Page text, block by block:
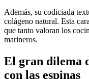
Además, su codiciada
colágeno natural. Esta
que tanto valoran los
marineros.
El gran dilema
con las espinas